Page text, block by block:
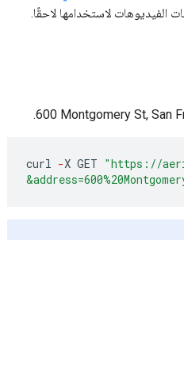
الفيديوهات لاستخدامها لاحقًا.
curl -X GET "https://